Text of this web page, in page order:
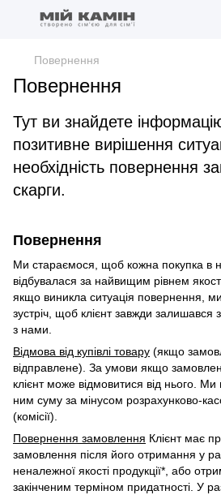
Повернення
Повернення
Тут ви знайдете
позитивне вирішення
необхідність повернення
скарги.
Повернення
Ми стараємося, щоб кожна покупка в
відбувалася за найвищим рівнем
якщо виникла ситуація повернення,
зустріч, щоб клієнт завжди залишався
з нами.
Відмова від купівлі товару (якщо
відправлене). За умови якщо
клієнт може відмовитися від нього.
ним суму за мінусом розрахунково-
(комісії).
Повернення замовлення Клієнт має
замовлення після його отримання у
неналежної якості продукції*, або
закінченим терміном придатності. У